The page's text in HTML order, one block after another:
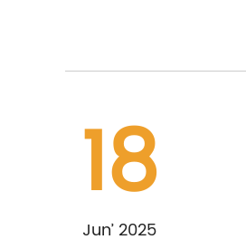
18
Jun’ 2025